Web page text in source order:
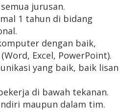
jurusan.
1 tahun di bidang
dengan baik,
Excel, PowerPoint).
yang baik, baik lisan
di bawah tekanan.
maupun dalam tim.